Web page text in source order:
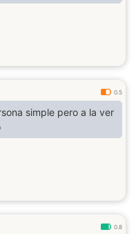
0.5
simple pero a la ver
0.8